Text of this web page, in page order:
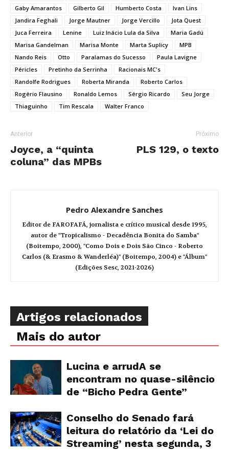
Gaby Amarantos
Gilberto Gil Humberto Costa
Ivan Lins
Jandira Feghali
Jorge Mautner Jorge Vercillo
Jota Quest
Juca Ferreira
Lenine Luiz Inácio Lula da Silva
Maria Gadú
Marisa Gandelman
Marisa Monte Marta Suplicy
MPB
Nando Reis
Otto Paralamas do Sucesso
Paula Lavigne
Péricles
Pretinho da Serrinha
Racionais MC's
Randolfe Rodrigues
Roberta Miranda
Roberto Carlos
Rogério Flausino
Ronaldo Lemos Sérgio Ricardo
Seu Jorge
Thiaguinho
Tim Rescala Walter Franco
Anterior
Joyce, a “quinta
coluna” das MPBs
Próximo
PLS 129, o texto
Pedro Alexandre Sanches
Editor de FAROFAFÁ, jornalista e crítico musical desde 1995,
autor de "Tropicalismo - Decadência Bonita do Samba"
(Boitempo, 2000), "Como Dois e Dois São Cinco - Roberto
Carlos (& Erasmo & Wanderléa)" (Boitempo, 2004) e "Álbum"
(Edições Sesc, 2021-2026)
Artigos relacionados
Mais do autor
Lucina e arrudA se
encontram no quase-silêncio
de “Bicho Pedra Gente”
Conselho do Senado fará
leitura do relatório da ‘Lei do
Streaming’ nesta segunda, 3